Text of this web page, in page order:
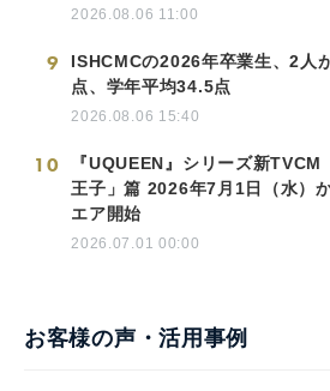
2026.08.06 11:00
9
ISHCMCの2026年卒業生、2人
点、学年平均34.5点
2026.08.06 15:40
10
『UQUEEN』シリーズ新TVCM
王子」篇 2026年7月1日（水）
エア開始
2026.07.01 00:00
お客様の声・活用事例